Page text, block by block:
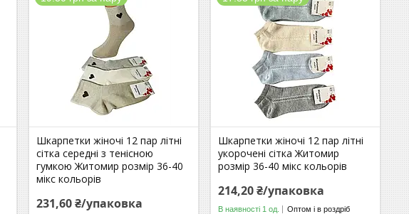
Шкарпетки жіночі 12 пар літні
сітка середні з тенісною
гумкою Житомир розмір 36-40
мікс кольорів
231,60 ₴/упаковка
Шкарпетки жіночі 12 пар літні
укорочені сітка Житомир
розмір 36-40 мікс кольорів
214,20 ₴/упаковка
В наявності 1 од. Оптом і в роздріб